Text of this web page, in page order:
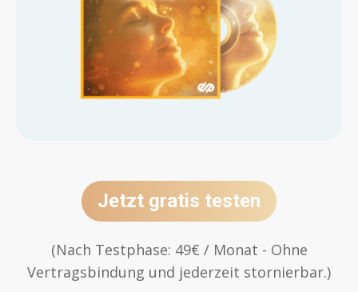
Jetzt gratis testen
(Nach Testphase: 49€ / Monat - Ohne
Vertragsbindung und jederzeit stornierbar.)